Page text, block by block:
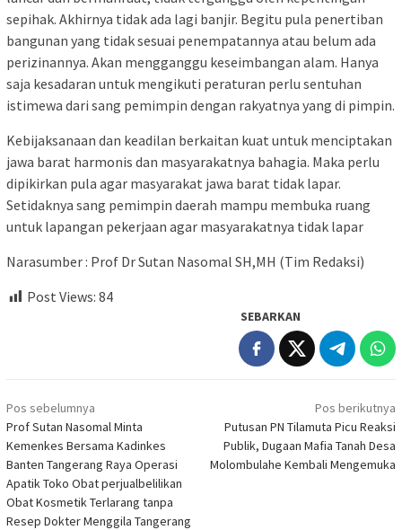
sepihak. Akhirnya tidak ada lagi banjir. Begitu pula penertiban
bangunan yang tidak sesuai penempatannya atau belum ada
perizinannya. Akan mengganggu keseimbangan alam. Hanya
saja kesadaran untuk mengikuti peraturan perlu sentuhan
istimewa dari sang pemimpin dengan rakyatnya yang di pimpin.
Kebijaksanaan dan keadilan berkaitan kuat untuk menciptakan
jawa barat harmonis dan masyarakatnya bahagia. Maka perlu
dipikirkan pula agar masyarakat jawa barat tidak lapar.
Setidaknya sang pemimpin daerah mampu membuka ruang
untuk lapangan pekerjaan agar masyarakatnya tidak lapar
Narasumber : Prof Dr Sutan Nasomal SH,MH (Tim Redaksi)
Post Views: 84
SEBARKAN
Navigasi
pos
Pos sebelumnya
Prof Sutan Nasomal Minta
Kemenkes Bersama Kadinkes
Banten Tangerang Raya Operasi
Apatik Toko Obat perjualbelilikan
Obat Kosmetik Terlarang tanpa
Resep Dokter Menggila Tangerang
Pos berikutnya
Putusan PN Tilamuta Picu Reaksi
Publik, Dugaan Mafia Tanah Desa
Molombulahe Kembali Mengemuka